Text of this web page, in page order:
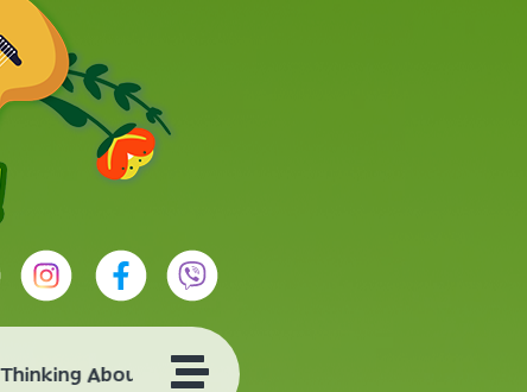
About You